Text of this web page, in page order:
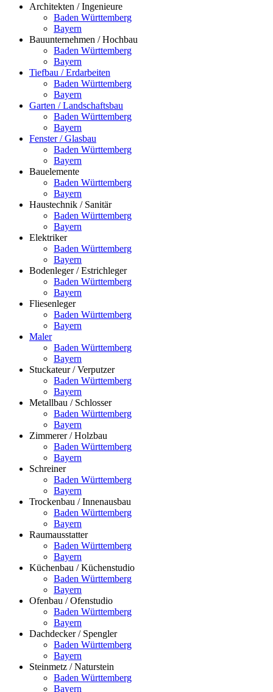
Architekten / Ingenieure
Baden Württemberg
Bayern
Bauunternehmen / Hochbau
Baden Württemberg
Bayern
Tiefbau / Erdarbeiten
Baden Württemberg
Bayern
Garten / Landschaftsbau
Baden Württemberg
Bayern
Fenster / Glasbau
Baden Württemberg
Bayern
Bauelemente
Baden Württemberg
Bayern
Haustechnik / Sanitär
Baden Württemberg
Bayern
Elektriker
Baden Württemberg
Bayern
Bodenleger / Estrichleger
Baden Württemberg
Bayern
Fliesenleger
Baden Württemberg
Bayern
Maler
Baden Württemberg
Bayern
Stuckateur / Verputzer
Baden Württemberg
Bayern
Metallbau / Schlosser
Baden Württemberg
Bayern
Zimmerer / Holzbau
Baden Württemberg
Bayern
Schreiner
Baden Württemberg
Bayern
Trockenbau / Innenausbau
Baden Württemberg
Bayern
Raumausstatter
Baden Württemberg
Bayern
Küchenbau / Küchenstudio
Baden Württemberg
Bayern
Ofenbau / Ofenstudio
Baden Württemberg
Bayern
Dachdecker / Spengler
Baden Württemberg
Bayern
Steinmetz / Naturstein
Baden Württemberg
Bayern